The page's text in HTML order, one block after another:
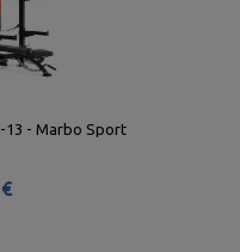
13 - Marbo Sport